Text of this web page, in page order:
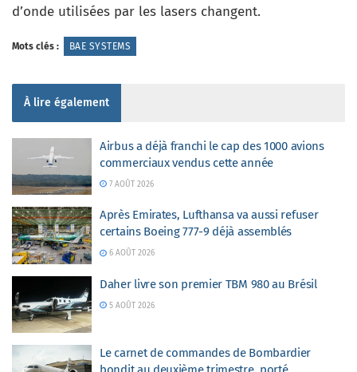
d’onde utilisées par les lasers changent.
Mots clés : BAE SYSTEMS
À lire également
Airbus a déjà franchi le cap des 1000 avions
commerciaux vendus cette année
7 AOÛT 2026
Après Emirates, Lufthansa va aussi refuser
certains Boeing 777-9 déjà assemblés
6 AOÛT 2026
Daher livre son premier TBM 980 au Brésil
5 AOÛT 2026
Le carnet de commandes de Bombardier